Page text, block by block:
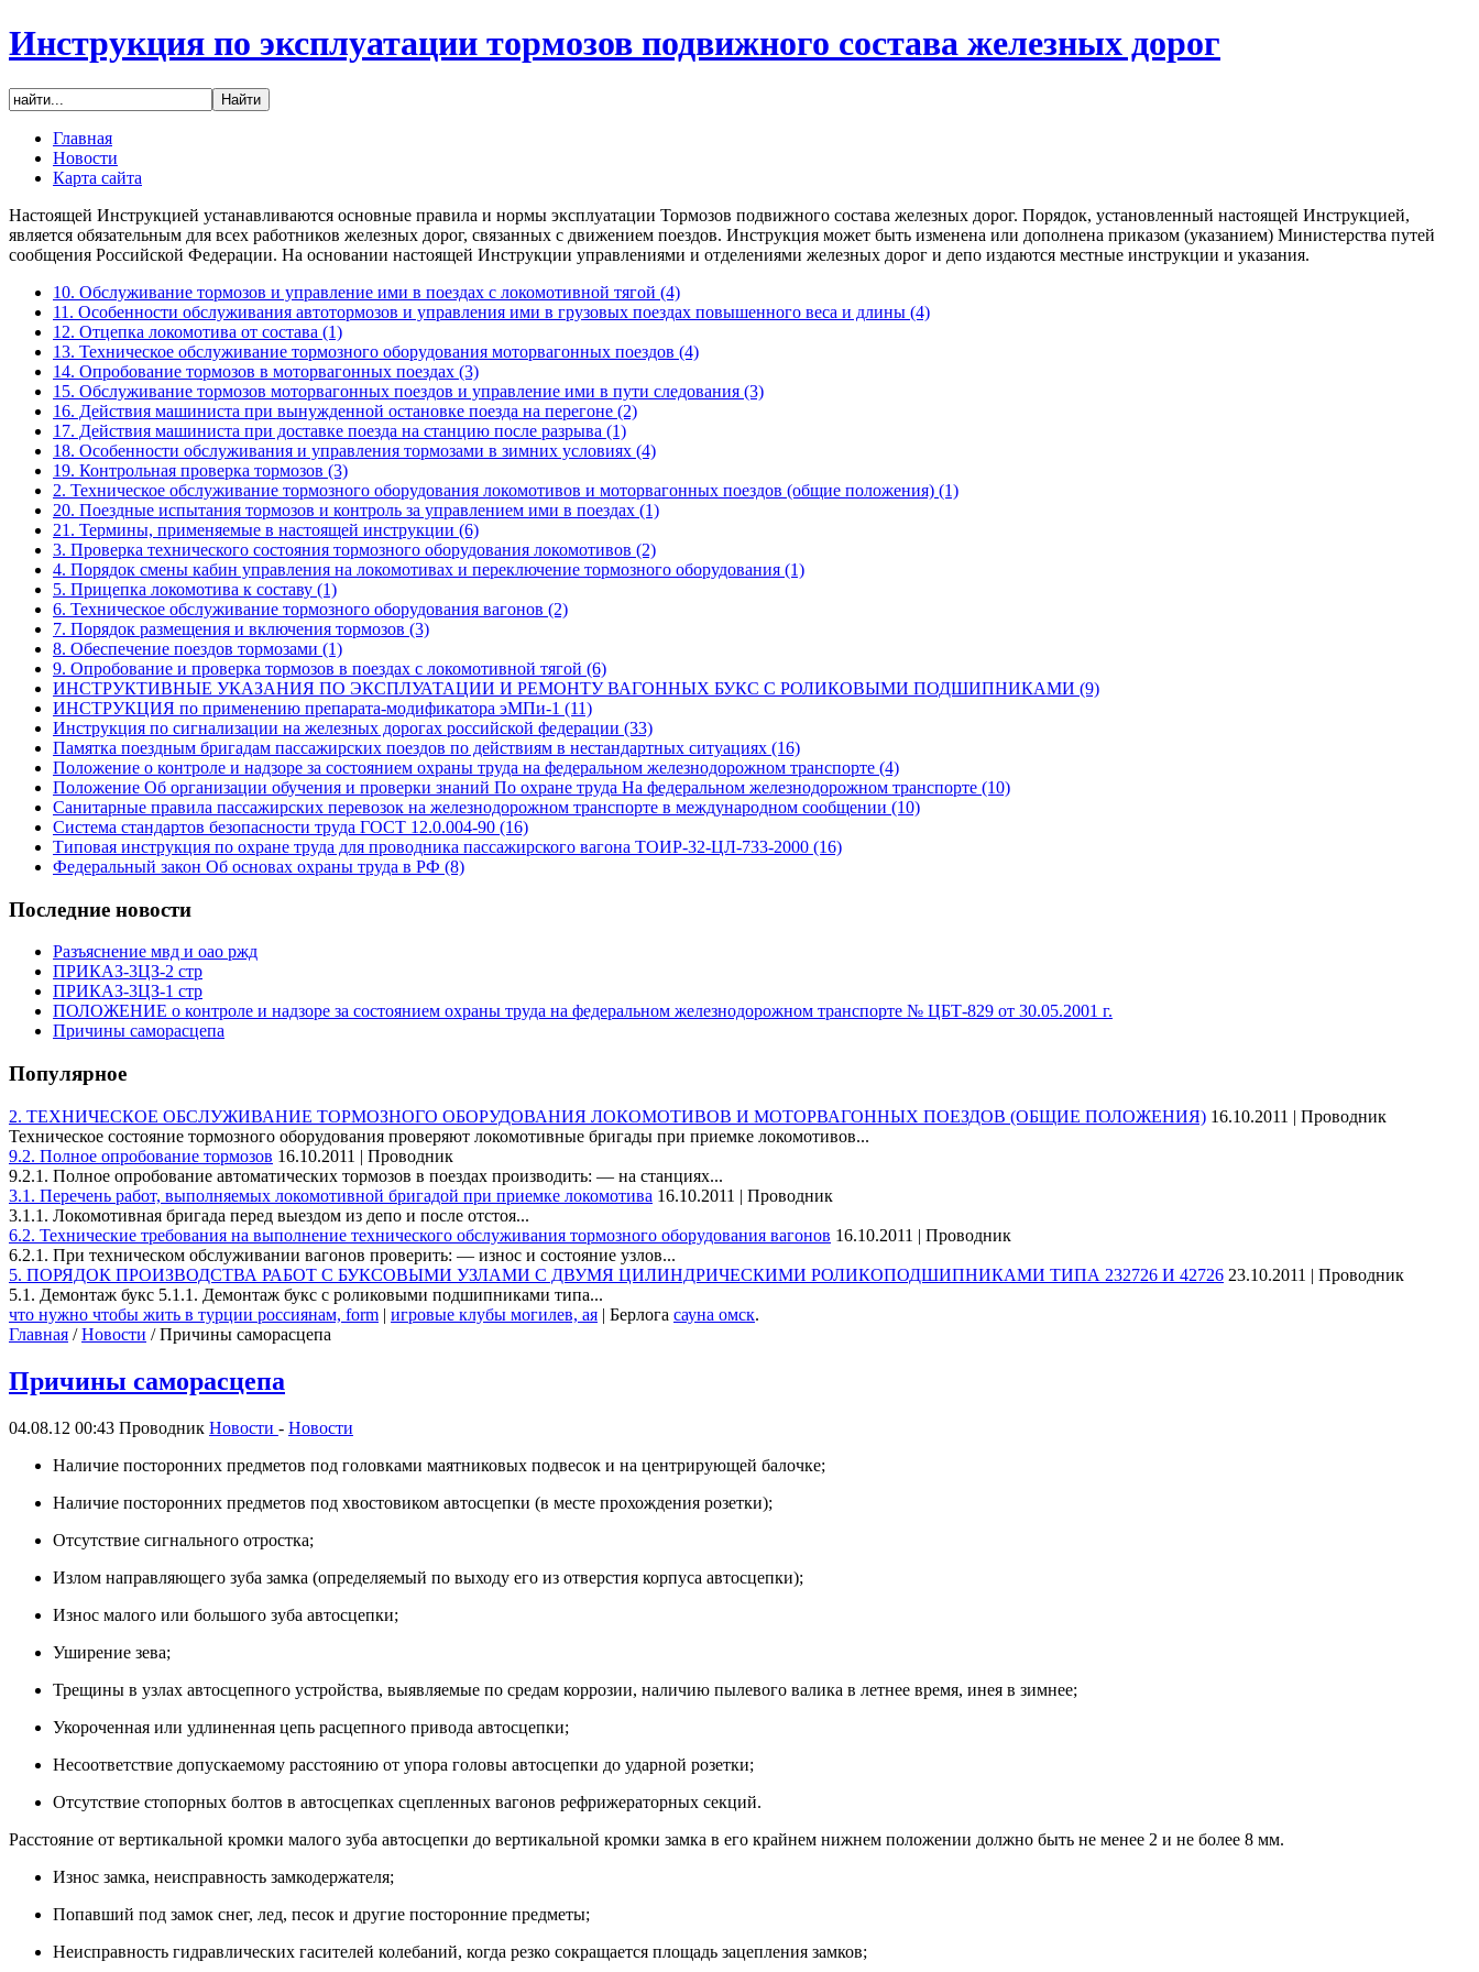
Инструкция по эксплуатации тормозов подвижного состава железных дорог
Главная
Новости
Карта сайта
Настоящей Инструкцией устанавливаются основные правила и нормы эксплуатации Тормозов подвижного состава железных дорог. Порядок, установленный настоящей Инструкцией,
является обязательным для всех работников железных дорог, связанных с движением поездов. Инструкция может быть изменена или дополнена приказом (указанием) Министерства путей
сообщения Российской Федерации. На основании настоящей Инструкции управлениями и отделениями железных дорог и депо издаются местные инструкции и указания.
10. Обслуживание тормозов и управление ими в поездах с локомотивной тягой (4)
11. Особенности обслуживания автотормозов и управления ими в грузовых поездах повышенного веса и длины (4)
12. Отцепка локомотива от состава (1)
13. Техническое обслуживание тормозного оборудования моторвагонных поездов (4)
14. Опробование тормозов в моторвагонных поездах (3)
15. Обслуживание тормозов моторвагонных поездов и управление ими в пути следования (3)
16. Действия машиниста при вынужденной остановке поезда на перегоне (2)
17. Действия машиниста при доставке поезда на станцию после разрыва (1)
18. Особенности обслуживания и управления тормозами в зимних условиях (4)
19. Контрольная проверка тормозов (3)
2. Техническое обслуживание тормозного оборудования локомотивов и моторвагонных поездов (общие положения) (1)
20. Поездные испытания тормозов и контроль за управлением ими в поездах (1)
21. Термины, применяемые в настоящей инструкции (6)
3. Проверка технического состояния тормозного оборудования локомотивов (2)
4. Порядок смены кабин управления на локомотивах и переключение тормозного оборудования (1)
5. Прицепка локомотива к составу (1)
6. Техническое обслуживание тормозного оборудования вагонов (2)
7. Порядок размещения и включения тормозов (3)
8. Обеспечение поездов тормозами (1)
9. Опробование и проверка тормозов в поездах с локомотивной тягой (6)
ИНСТРУКТИВНЫЕ УКАЗАНИЯ ПО ЭКСПЛУАТАЦИИ И РЕМОНТУ ВАГОННЫХ БУКС С РОЛИКОВЫМИ ПОДШИПНИКАМИ (9)
ИНСТРУКЦИЯ по применению препарата-модификатора эМПи-1 (11)
Инструкция по сигнализации на железных дорогах российской федерации (33)
Памятка поездным бригадам пассажирских поездов по действиям в нестандартных ситуациях (16)
Положение о контроле и надзоре за состоянием охраны труда на федеральном железнодорожном транспорте (4)
Положение Об организации обучения и проверки знаний По охране труда На федеральном железнодорожном транспорте (10)
Санитарные правила пассажирских перевозок на железнодорожном транспорте в международном сообщении (10)
Система стандартов безопасности труда ГОСТ 12.0.004-90 (16)
Типовая инструкция по охране труда для проводника пассажирского вагона ТОИР-32-ЦЛ-733-2000 (16)
Федеральный закон Об основах охраны труда в РФ (8)
Последние новости
Разъяснение мвд и оао ржд
ПРИКАЗ-3ЦЗ-2 стр
ПРИКАЗ-3ЦЗ-1 стр
ПОЛОЖЕНИЕ о контроле и надзоре за состоянием охраны труда на федеральном железнодорожном транспорте № ЦБТ-829 от 30.05.2001 г.
Причины саморасцепа
Популярное
2. ТЕХНИЧЕСКОЕ ОБСЛУЖИВАНИЕ ТОРМОЗНОГО ОБОРУДОВАНИЯ ЛОКОМОТИВОВ И МОТОРВАГОННЫХ ПОЕЗДОВ (ОБЩИЕ ПОЛОЖЕНИЯ) 16.10.2011 | Проводник
Техническое состояние тормозного оборудования проверяют локомотивные бригады при приемке локомотивов...
9.2. Полное опробование тормозов 16.10.2011 | Проводник
9.2.1. Полное опробование автоматических тормозов в поездах производить: — на станциях...
3.1. Перечень работ, выполняемых локомотивной бригадой при приемке локомотива 16.10.2011 | Проводник
3.1.1. Локомотивная бригада перед выездом из депо и после отстоя...
6.2. Технические требования на выполнение технического обслуживания тормозного оборудования вагонов 16.10.2011 | Проводник
6.2.1. При техническом обслуживании вагонов проверить: — износ и состояние узлов...
5. ПОРЯДОК ПРОИЗВОДСТВА РАБОТ С БУКСОВЫМИ УЗЛАМИ С ДВУМЯ ЦИЛИНДРИЧЕСКИМИ РОЛИКОПОДШИПНИКАМИ ТИПА 232726 И 42726 23.10.2011 | Проводник
5.1. Демонтаж букс 5.1.1. Демонтаж букс с роликовыми подшипниками типа...
что нужно чтобы жить в турции россиянам, form | игровые клубы могилев, ая | Берлога сауна омск.
Главная /Новости / Причины саморасцепа
Причины саморасцепа
04.08.12 00:43 Проводник Новости - Новости
Наличие посторонних предметов под головками маятниковых подвесок и на центрирующей балочке;
Наличие посторонних предметов под хвостовиком автосцепки (в месте прохождения розетки);
Отсутствие сигнального отростка;
Излом направляющего зуба замка (определяемый по выходу его из отверстия корпуса автосцепки);
Износ малого или большого зуба автосцепки;
Уширение зева;
Трещины в узлах автосцепного устройства, выявляемые по средам коррозии, наличию пылевого валика в летнее время, инея в зимнее;
Укороченная или удлиненная цепь расцепного привода автосцепки;
Несоответствие допускаемому расстоянию от упора головы автосцепки до ударной розетки;
Отсутствие стопорных болтов в автосцепках сцепленных вагонов рефрижераторных секций.
Расстояние от вертикальной кромки малого зуба автосцепки до вертикальной кромки замка в его крайнем нижнем положении должно быть не менее 2 и не более 8 мм.
Износ замка, неисправность замкодержателя;
Попавший под замок снег, лед, песок и другие посторонние предметы;
Неисправность гидравлических гасителей колебаний, когда резко сокращается площадь зацепления замков;